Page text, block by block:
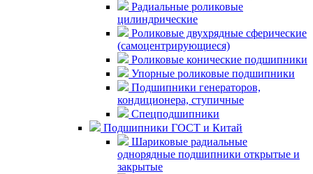
Радиальные роликовые
цилиндрические
Роликовые двухрядные сферические
(самоцентрирующиеся)
Роликовые конические подшипники
Упорные роликовые подшипники
Подшипники генераторов,
кондиционера, ступичные
Спецподшипники
Подшипники ГОСТ и Китай
Шариковые радиальные
однорядные подшипники открытые и
закрытые